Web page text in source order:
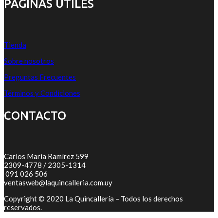
PÁGINAS ÚTILES
Tienda
Sobre nosotros
Preguntas Frecuentes
Términos y Condiciones
CONTACTO
Carlos María Ramírez 599
2309-4778 / 2305-1314
091 026 506
ventasweb@laquincalleria.com.uy
Copyright © 2020 La Quincallería – Todos los derechos
reservados.